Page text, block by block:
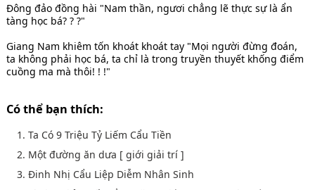
Đông đảo đồng hài "Nam thần, ngươi chẳng lẽ thực sự là ẩn
tàng học bá? ? ?"
Giang Nam khiêm tốn khoát khoát tay "Mọi người đừng đoán,
ta không phải học bá, ta chỉ là trong truyền thuyết khống điểm
cuồng ma mà thôi! ! !"
Có thể bạn thích:
1. Ta Có 9 Triệu Tỷ Liếm Cẩu Tiền
2. Một đường ăn dưa [ giới giải trí ]
3. Đinh Nhị Cẩu Liệp Diễm Nhân Sinh